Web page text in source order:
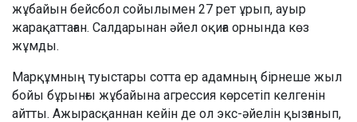
жұбайын бейсбол сойылымен 27 рет ұрып, ауыр
жарақаттаған. Салдарынан әйел оқиға орнында көз
жұмды.
Марқұмның туыстары сотта ер адамның бірнеше жыл
бойы бұрынғы жұбайына агрессия көрсетіп келгенін
айтты. Ажырасқаннан кейін де ол экс-әйелін қызғанып,